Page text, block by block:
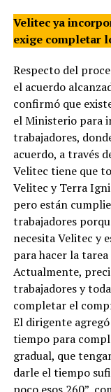
Velitec ya
exige completar
Respecto del
el acuerdo
confirmó que
el Ministerio para
trabajadores,
acuerdo, a través
Velitec tiene que
Velitec y Terra
pero están
trabajadores
necesita Velitec y
para hacer la
Actualmente,
trabajadores y
completar el
El dirigente
tiempo para
gradual, que
darle el tiempo